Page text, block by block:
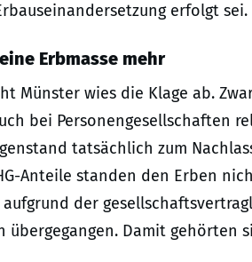
erfolgt sei.
Erbmasse mehr
Münster wies die Klage ab.
bei Personengesellschaften
tatsächlich zum
Anteile standen den Erben
der
übergegangen. Damit gehörten